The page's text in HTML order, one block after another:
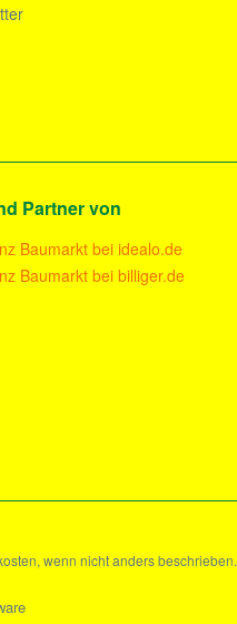
Partner von
wenn nicht anders beschrieben.